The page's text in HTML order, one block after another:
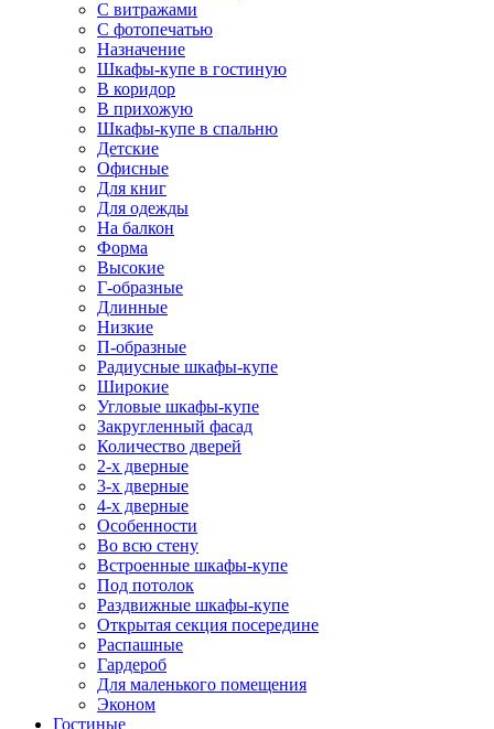
С витражами
С фотопечатью
Назначение
Шкафы-купе в гостиную
В коридор
В прихожую
Шкафы-купе в спальню
Детские
Офисные
Для книг
Для одежды
На балкон
Форма
Высокие
Г-образные
Длинные
Низкие
П-образные
Радиусные шкафы-купе
Широкие
Угловые шкафы-купе
Закругленный фасад
Количество дверей
2-х дверные
3-х дверные
4-х дверные
Особенности
Во всю стену
Встроенные шкафы-купе
Под потолок
Раздвижные шкафы-купе
Открытая секция посередине
Распашные
Гардероб
Для маленького помещения
Эконом
Гостиные